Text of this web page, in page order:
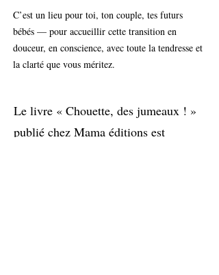
C’est un lieu pour toi, ton couple, tes futurs
bébés — pour accueillir cette transition en
douceur, en conscience, avec toute la tendresse et
la clarté que vous méritez.
Le livre « Chouette, des jumeaux ! »
publié chez Mama éditions est